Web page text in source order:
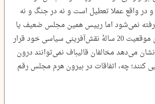
واقع عملا تعطیل است و نه در جنگ و نه
گرفته نمی‌شود اما رییس همین مجلس ضعیف یا
محذوف در قوی‌ترین موقعیت 20 سالۀ نقش‌آفرینی سیاسی خود قرار
می‌دهد مخالفان قالیباف نمی‌توانند درون
کنند؛ چه، اتفاقات در بیرون هرم مجلس رقم